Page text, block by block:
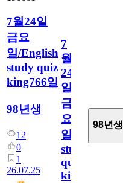
7월24일
금요
일/English
study quiz
king766일
98년생
12
0
1
26.07.25
7
월
24
일
금
요
일/English
study
quiz
king766
98년생